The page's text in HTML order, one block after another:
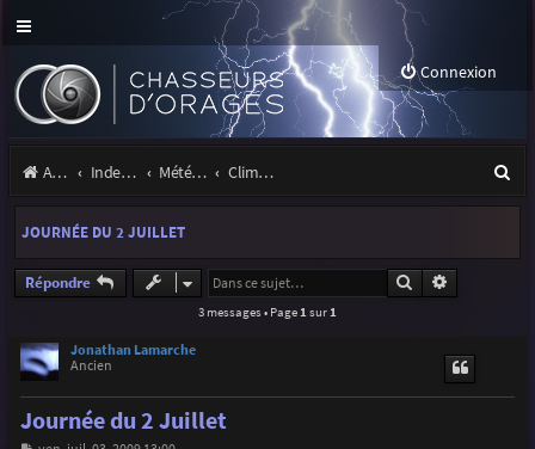
Connexion
Accueil Index du forum Météo et climatologie des orages Climatologie des orages
e
JOURNÉE DU 2 JUILLET
Répondre Rechercher
3 messages • Page 1 sur 1
Jonathan Lamarche
Ancien
Journée du 2 Juillet